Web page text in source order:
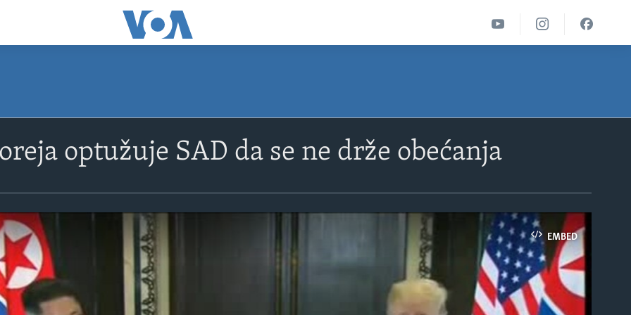
optužuje SAD da se ne drže obećanja
EMBED